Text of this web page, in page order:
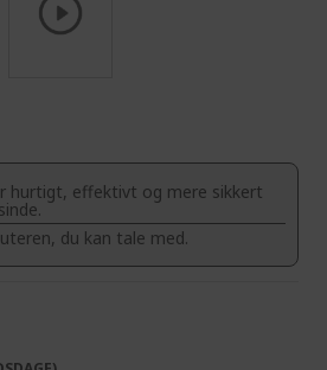
hurtigt, effektivt og mere sikkert
du kan tale med.